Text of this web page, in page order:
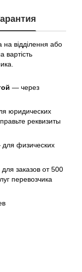
відділення або
вартість
— через
юридических
реквизиты
физических
заказов от 500
перевозчика